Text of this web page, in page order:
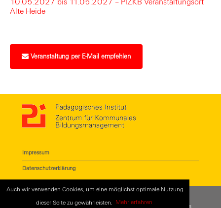
Auch wir verwenden Cookies, um eine möglichst optimale Nutzung
dieser Seite zu gewährleisten. Mehr erfahren
10.05.2027 bis 11.05.2027 – PIZKB Veranstaltungsort
Alte Heide
Veranstaltung per E-Mail empfehlen
Impressum
Datenschutzerklärung
© 2018Pädagogisches Institut - Zentrum für Kommunales